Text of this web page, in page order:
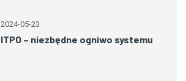
2024-05-23
ITPO – niezbędne ogniwo systemu